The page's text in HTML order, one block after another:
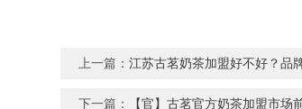
上一篇：江苏古茗奶茶加盟好不好？品
下一篇： 【官】古茗官方奶茶加盟市场